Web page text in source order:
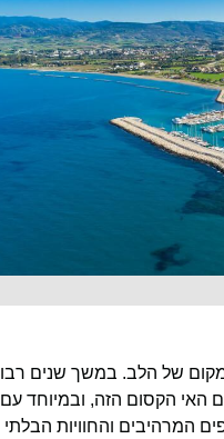
למקום של הלב. במשך שנים
האי הקסום הזה, ובמיוחד עם
המרהיבים והחוויות הבלתי